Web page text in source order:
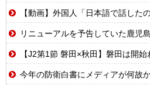
【動画】外国人「日本語で話したのに英語で返さ
リニューアルを予告していた鹿児島ユナイテッドの“ゆな
【J2第1節 磐田×秋田】磐田は開始わずか18秒で先制に成功するも
今年の防衛白書にメディアが何故かブチ切れている模様、